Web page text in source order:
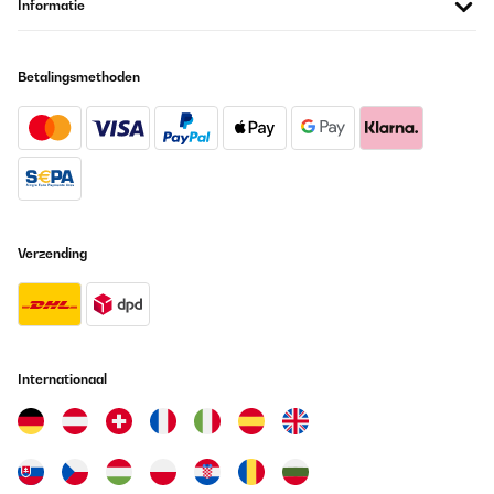
Vertaal
Un très bon rapport qualité prix !!!
Utilisateur d'Amazon
Vertaal
à l’usage que je souhaitais, un bbq pour 2/3 personnes. S’allume
rapidement en respectant les consignes, pas d’allume feu liquide.
La température monte vite et se règle avec le tirage . Bons
résultats avec les cuissons basses températures cuisson
Informatie
Betalingsmethoden
Verzending
Internationaal